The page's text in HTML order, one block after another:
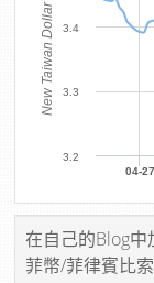
New Taiwan Dollar
04-27
3.2
3.3
3.4
在自己的Blog中
菲幣/菲律賓比